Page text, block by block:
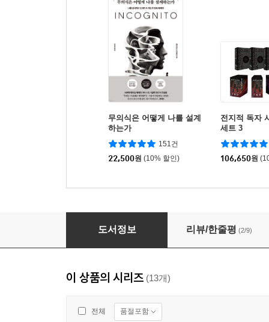
무의식은 어떻게 나를 설계
하는가
151건
22,500원 (10% 할인)
전지적 독자
세트 3
106,650원
화산귀환 3
도서정보 리뷰/한줄평 (2/9)
이 상품의 시리즈 (13개)
전체 품절포함